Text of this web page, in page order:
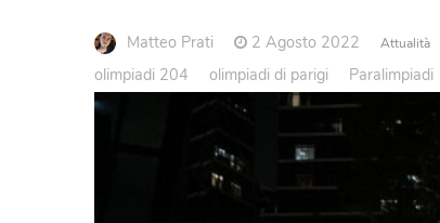
Matteo Prati 2 Agosto 2022 Attualità
olimpiadi 204
olimpiadi di parigi Paralimpiadi